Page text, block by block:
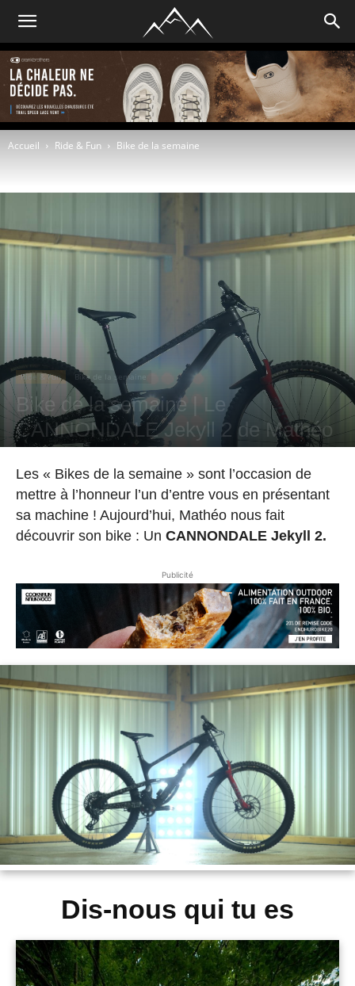
Accueil Ride & Fun Bike de la semaine
Ride & Fun Bike de la semaine
Bike de la semaine | Le
CANNONDALE Jekyll 2 de Mathéo
Les « Bikes de la semaine » sont l’occasion de
mettre à l’honneur l’un d’entre vous en présentant
sa machine ! Aujourd’hui, Mathéo nous fait
découvrir son bike : Un CANNONDALE Jekyll 2.
Publicité
Dis-nous qui tu es